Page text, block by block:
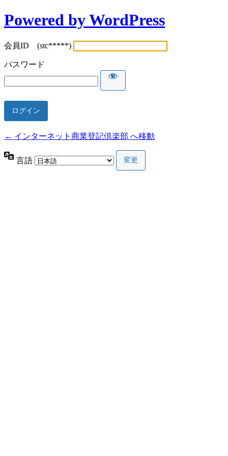
Powered by WordPress
会員ID (stc*****)
パスワード
← インターネット商業登記倶楽部 へ移動
言語